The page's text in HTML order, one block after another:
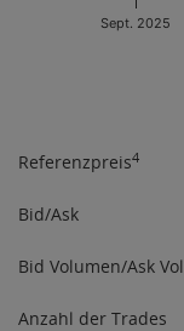
an verfügbaren
Sept. 2025
Referenzpreis4
Bid/Ask
Bid Volumen/Ask
Anzahl der Trades